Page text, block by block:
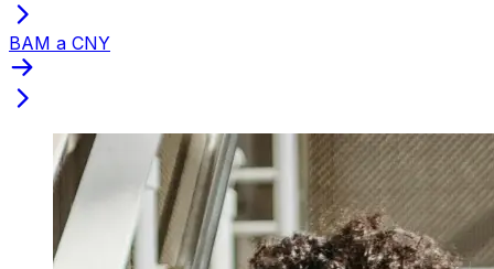
BAM a CNY